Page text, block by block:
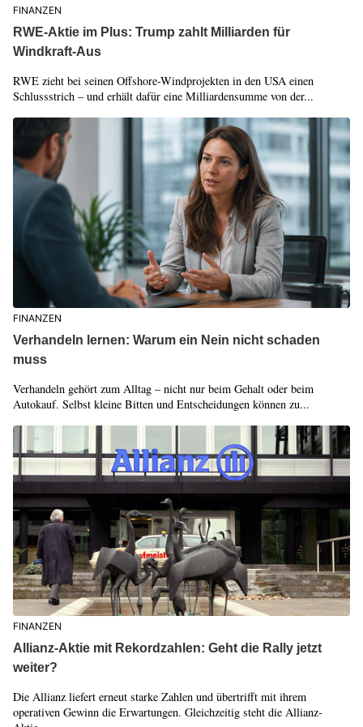
FINANZEN
RWE-Aktie im Plus: Trump zahlt Milliarden für
Windkraft-Aus
RWE zieht bei seinen Offshore-Windprojekten in den USA einen
Schlussstrich – und erhält dafür eine Milliardensumme von der...
FINANZEN
Verhandeln lernen: Warum ein Nein nicht schaden
muss
Verhandeln gehört zum Alltag – nicht nur beim Gehalt oder beim
Autokauf. Selbst kleine Bitten und Entscheidungen können zu...
FINANZEN
Allianz-Aktie mit Rekordzahlen: Geht die Rally jetzt
weiter?
Die Allianz liefert erneut starke Zahlen und übertrifft mit ihrem
operativen Gewinn die Erwartungen. Gleichzeitig steht die Allianz-